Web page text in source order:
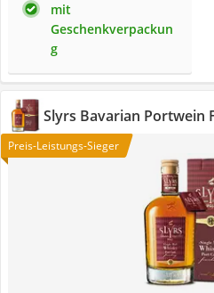
mit
Geschenkverpackun
g
Slyrs Bavarian Portwein
Preis-Leistungs-Sieger